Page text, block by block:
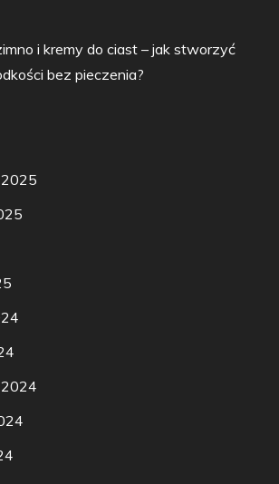
i kremy do ciast – jak stworzyć
bez pieczenia?